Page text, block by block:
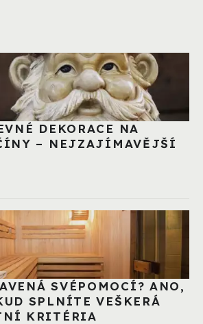
DEKORACE NA
– NEJZAJÍMAVĚJŠÍ
SVÉPOMOCÍ? ANO,
SPLNÍTE VEŠKERÁ
KRITÉRIA